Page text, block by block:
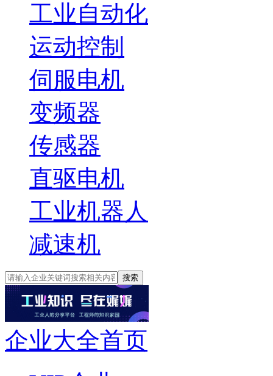
工业自动化
运动控制
伺服电机
变频器
传感器
直驱电机
工业机器人
减速机
搜索
企业大全首页